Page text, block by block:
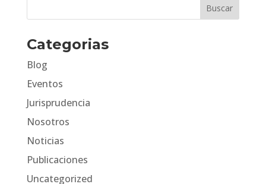
Categorias
Blog
Eventos
Jurisprudencia
Nosotros
Noticias
Publicaciones
Uncategorized